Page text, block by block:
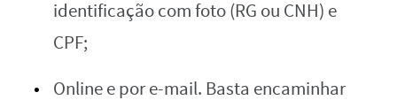
identificação com foto (RG ou CNH) e
CPF;
Online e por e-mail. Basta encaminhar